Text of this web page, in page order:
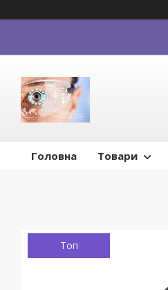
Головна Товари
Топ